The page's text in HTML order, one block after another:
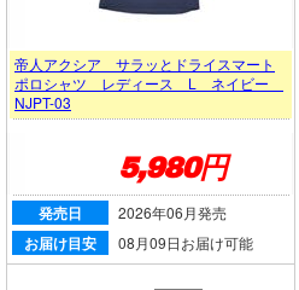
帝人アクシア サラッとドライスマート
ポロシャツ レディース L ネイビー
NJPT-03
5,980円
発売日 2026年06月発売
お届け目安 08月09日お届け可能